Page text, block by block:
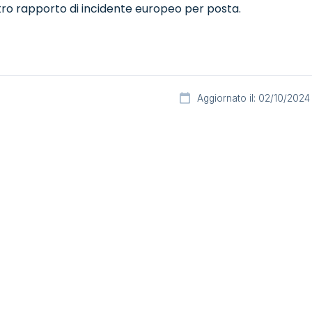
rapporto di incidente europeo per posta.
Aggiornato il: 02/10/2024